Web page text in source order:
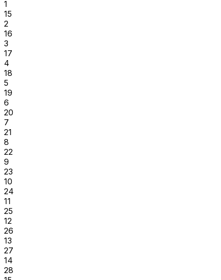
1
15
2
16
3
17
4
18
5
19
6
20
7
21
8
22
9
23
10
24
11
25
12
26
13
27
14
28